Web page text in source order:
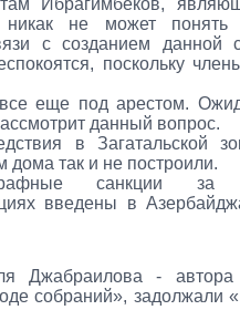
Ибрагимбеков,
не может понять
с созданием данной
поскольку
еще под арестом.
данный вопрос.
в Загатальской
дома так и не построили.
санкции за
введены в
Джабраилова - автора
собраний», задолжали